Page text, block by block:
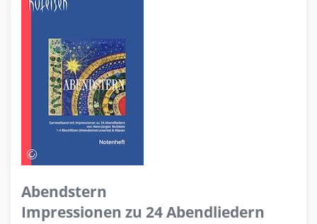
Abendstern
Impressionen zu 24 Abendliedern